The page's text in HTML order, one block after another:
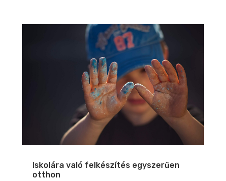
Iskolára való felkészítés egyszerűen
otthon